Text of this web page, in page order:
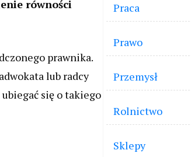
równości
prawnika.
lub radcy
się o takiego
Praca
Prawo
Przemysł
Rolnictwo
Sklepy